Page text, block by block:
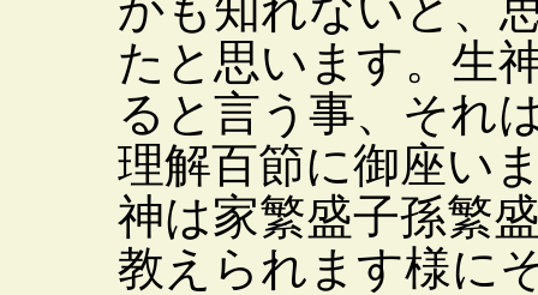
たと思います。生
ると言う事、それ
理解百節に御座い
神は家繁盛子孫繁
教えられます様に